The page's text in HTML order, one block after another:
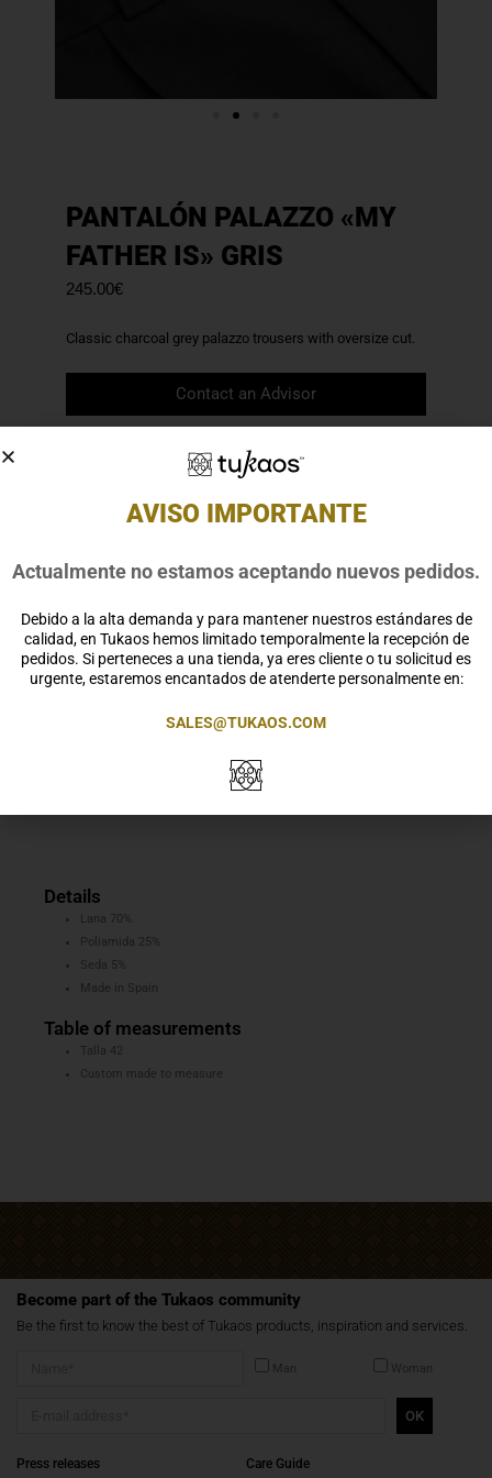
PANTALÓN PALAZZO «MY
FATHER IS» GRIS
245.00€
Classic charcoal grey palazzo trousers with oversize cut.
Contact an Advisor
ready to be given as a gift.
Clásico pantalón Palazzo color gris marengo con corte
oversize. 4 pinzas y bolsillos franceses en el delantero,
cuatro pinzas y bolsillos de ojal en el trasero. Los
con el fin de favorecer la durabilidad de la prenda.
Details
Lana 70%
Poliamida 25%
Seda 5%
Made in Spain
Table of measurements
Talla 42
Custom made to measure
Become part of the Tukaos community
Be the first to know the best of Tukaos products, inspiration and services.
Man Woman
OK
Press releases Care Guide
AVISO IMPORTANTE
Actualmente no estamos aceptando nuevos pedidos.
Debido a la alta demanda y para mantener nuestros estándares de
calidad, en Tukaos hemos limitado temporalmente la recepción de
pedidos. Si perteneces a una tienda, ya eres cliente o tu solicitud es
urgente, estaremos encantados de atenderte personalmente en:
SALES@TUKAOS.COM